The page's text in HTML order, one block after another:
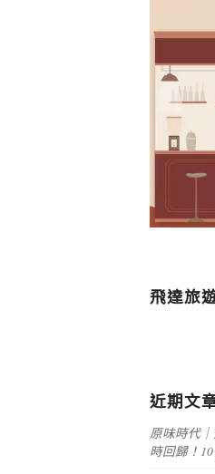
飛達旅
近期文
原味時代
時回歸！